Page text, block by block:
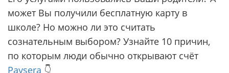
может Вы получили бесплатную карту в
школе? Но можно ли это считать
сознательным выбором? Узнайте 10 причин,
по которым люди обычно открывают счёт
Paysera 👇